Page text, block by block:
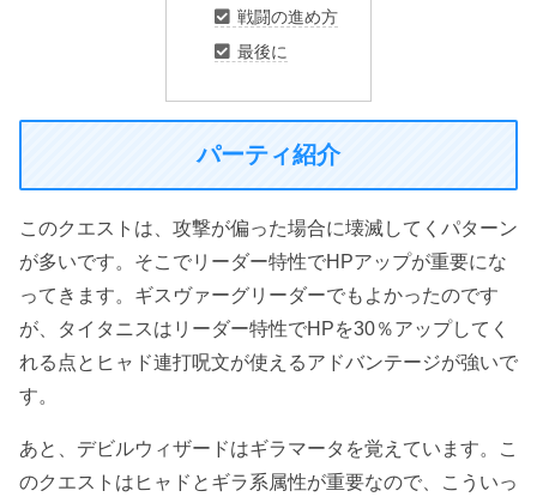
戦闘の進め方
最後に
パーティ紹介
このクエストは、攻撃が偏った場合に壊滅してくパターン
が多いです。そこでリーダー特性でHPアップが重要にな
ってきます。ギスヴァーグリーダーでもよかったのです
が、タイタニスはリーダー特性でHPを30％アップしてく
れる点とヒャド連打呪文が使えるアドバンテージが強いで
す。
あと、デビルウィザードはギラマータを覚えています。こ
のクエストはヒャドとギラ系属性が重要なので、こういっ